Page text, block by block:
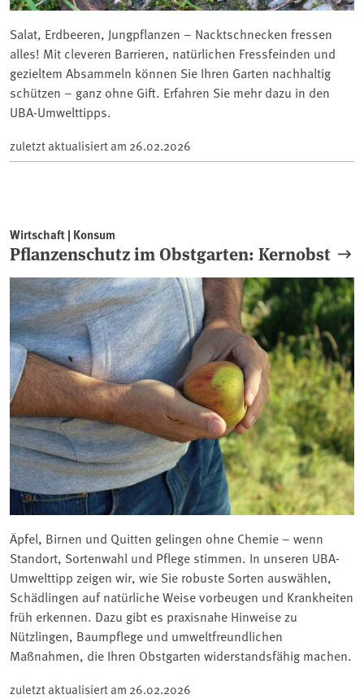
Salat, Erdbeeren, Jungpflanzen – Nacktschnecken fressen
alles! Mit cleveren Barrieren, natürlichen Fressfeinden und
gezieltem Absammeln können Sie Ihren Garten nachhaltig
schützen – ganz ohne Gift. Erfahren Sie mehr dazu in den
UBA-Umwelttipps.
zuletzt aktualisiert am 26.02.2026
Wirtschaft | Konsum
Pflanzenschutz im Obstgarten: Kernobst
Äpfel, Birnen und Quitten gelingen ohne Chemie – wenn
Standort, Sortenwahl und Pflege stimmen. In unseren UBA-
Umwelttipp zeigen wir, wie Sie robuste Sorten auswählen,
Schädlingen auf natürliche Weise vorbeugen und Krankheiten
früh erkennen. Dazu gibt es praxisnahe Hinweise zu
Nützlingen, Baumpflege und umweltfreundlichen
Maßnahmen, die Ihren Obstgarten widerstandsfähig machen.
zuletzt aktualisiert am 26.02.2026